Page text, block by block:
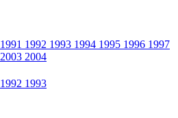
1991 1992 1993 1994 1995 1996 1997
2003 2004
1992 1993